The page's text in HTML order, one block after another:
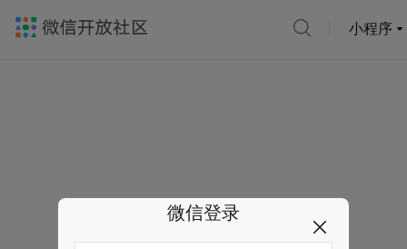
小程序
微信登录